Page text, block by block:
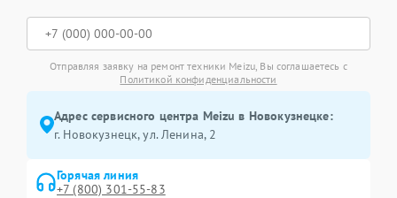
Отправляя заявку на ремонт техники Meizu, Вы соглашаетесь с
Политикой конфиденциальности
Адрес сервисного центра Meizu в Новокузнецке:
г. Новокузнецк, ул. Ленина, 2
Горячая линия
+7 (800) 301-55-83